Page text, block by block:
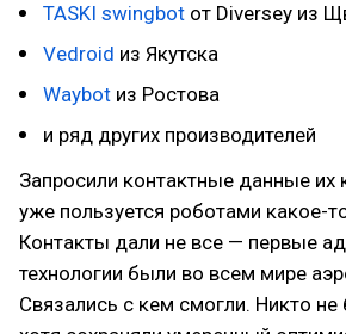
TASKI swingbot от Diversey из
Vedroid из Якутска
Waybot из Ростова
и ряд других производителей
Запросили контактные данные их
уже пользуется роботами какое-
Контакты дали не все — первые
технологии были во всем мире
Связались с кем смогли. Никто не